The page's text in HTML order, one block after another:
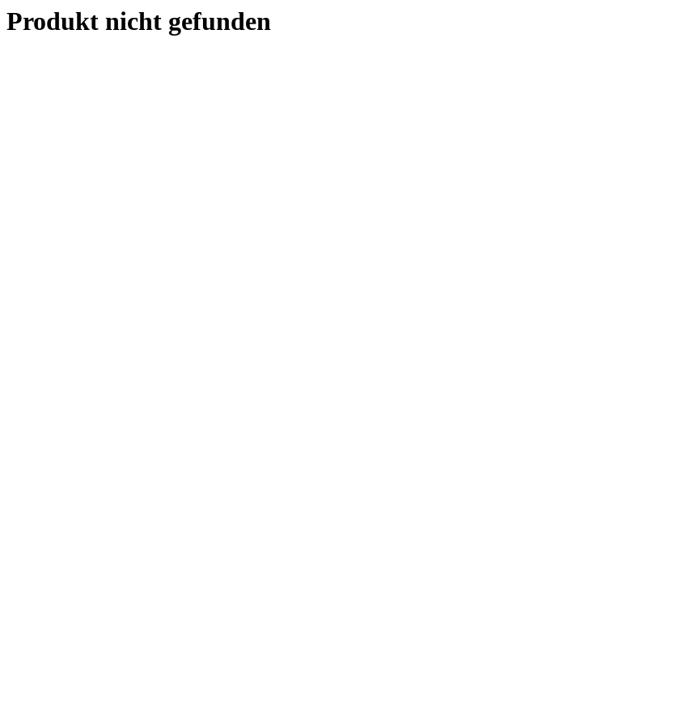
Produkt nicht gefunden